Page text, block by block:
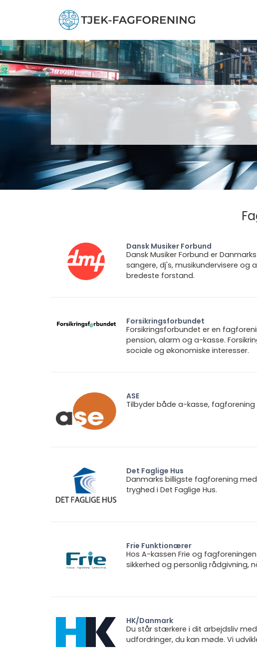
Dansk Musiker Forbund
Dansk Musiker Forbund er
sangere, dj's, musikundervisere og
bredeste forstand.
Forsikringsforbundet
Forsikringsforbundet er en
pension, alarm og a-kasse.
sociale og økonomiske interesser.
ASE
Tilbyder både a-kasse,
Det Faglige Hus
Danmarks billigste fagforening
tryghed i Det Faglige Hus.
Frie Funktionærer
Hos A-kassen Frie og
sikkerhed og personlig rådgivning,
HK/Danmark
Du står stærkere i dit arbejdsliv
udfordringer, du kan møde. Vi